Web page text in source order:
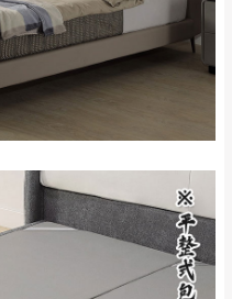
峽山區、石碇、坪
林、福隆、淡水山
區、北投湖山路、
深坑山區
：免
：
收運費
：免
卓蘭鎮、三灣、通
全，賣家無提供吊掛
的吊掛方式吊運，
。
送的問題，並非一般
定特定時間送達，司
您通知，讓你不用整
的寶貴時間。
不易，故暫無法配送